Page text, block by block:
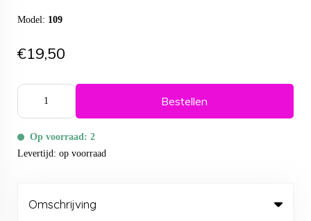
Model: 109
€19,50
Bestellen
Op voorraad: 2
Levertijd: op voorraad
Omschrijving